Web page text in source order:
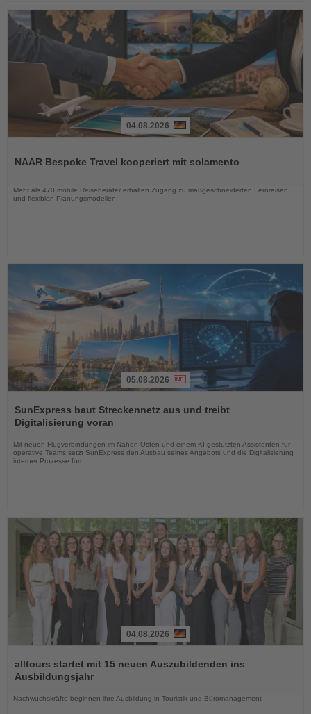
die
04.08.2026
NAAR Bespoke Travel kooperiert mit solamento
Mehr als 470 mobile Reiseberater erhalten Zugang zu maßgeschneiderten Fernreisen
und flexiblen Planungsmodellen
Sie
die
Nachrichten
05.08.2026
SunExpress baut Streckennetz aus und treibt
Digitalisierung voran
Mit neuen Flugverbindungen im Nahen Osten und einem KI-gestützten Assistenten für
operative Teams setzt SunExpress den Ausbau seines Angebots und die Digitalisierung
interner Prozesse fort.
Sie
die
04.08.2026
alltours startet mit 15 neuen Auszubildenden ins
Ausbildungsjahr
Nachwuchskräfte beginnen ihre Ausbildung in Touristik und Büromanagement